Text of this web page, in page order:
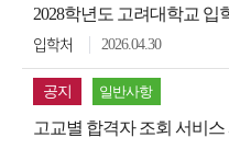
2028학년도 고려대학교 입
입학처 2026.04.30
공지 일반사항
고교별 합격자 조회 서비스